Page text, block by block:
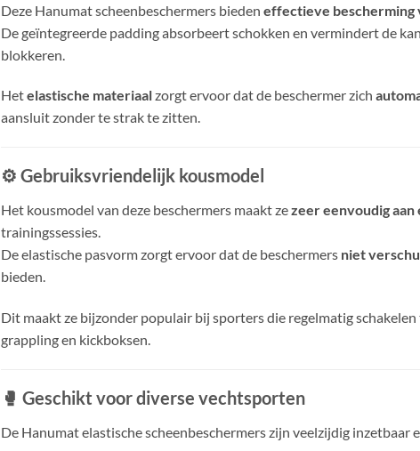
Deze Hanumat scheenbeschermers bieden effectieve bescherming
De geïntegreerde padding absorbeert schokken en vermindert de
blokkeren.
Hetelastische materiaalzorgt ervoor dat de beschermer zich
aansluit zonder te strak te zitten.
⚙️ Gebruiksvriendelijk kousmodel
Het kousmodel van deze beschermers maakt zezeer eenvoudig
trainingssessies.
De elastische pasvorm zorgt ervoor dat de beschermers niet
bieden.
Dit maakt ze bijzonder populair bij sporters die regelmatig
grappling en kickboksen.
🥊 Geschikt voor diverse vechtsporten
De Hanumat elastische scheenbeschermers zijn veelzijdig inzetbaar